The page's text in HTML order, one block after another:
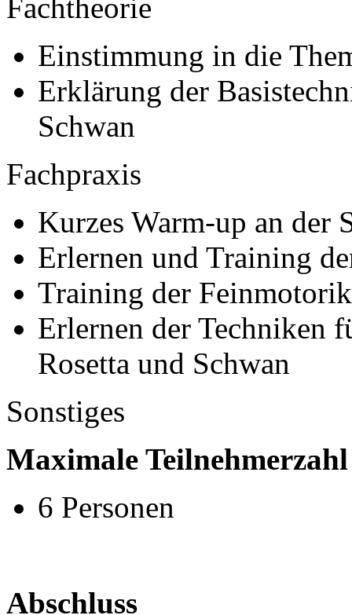
Fachtheorie
Einstimmung in die
Erklärung der
Schwan
Fachpraxis
Kurzes Warm-up an der
Erlernen und Training
Training der
Erlernen der Techniken
Rosetta und Schwan
Sonstiges
Maximale Teilnehmerzahl
6 Personen
Abschluss